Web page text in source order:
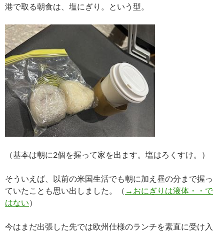
港で取る朝食は、塩にぎり。という型。
（基本は朝に2個を握って家を出ます。塩はろくすけ。）
そういえば、以前の米国生活でも朝に加え昼の分まで握っ
ていたことも思い出しました。（ →おにぎりは液体・・で
はない）
今はまだ出張した先では欧州仕様のランチを素直に受け入